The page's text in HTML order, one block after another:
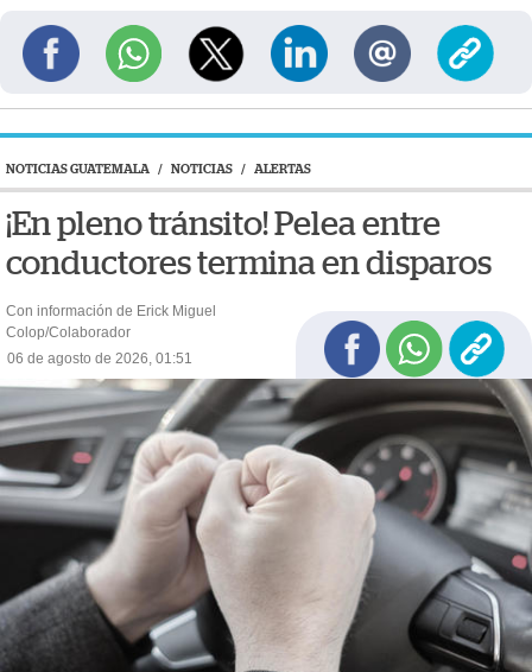
NOTICIAS GUATEMALA / NOTICIAS / ALERTAS
¡En pleno tránsito! Pelea entre
conductores termina en disparos
Con información de Erick Miguel
Colop/Colaborador
06 de agosto de 2026, 01:51